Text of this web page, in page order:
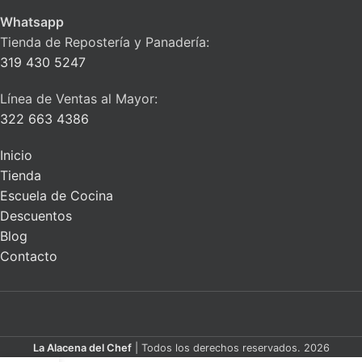
Whatsapp
Tienda de Repostería y Panadería:
319 430 5247
Línea de Ventas al Mayor:
322 663 4386
Inicio
Tienda
Escuela de Cocina
Descuentos
Blog
Contacto
La Alacena del Chef | Todos los derechos reservados. 2026